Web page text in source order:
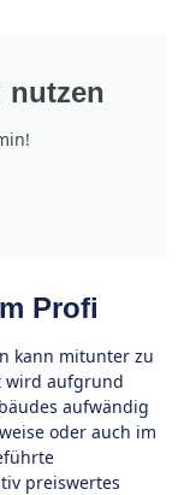
nutzen
Profi
kann mitunter zu
wird aufgrund
aufwändig
oder auch im
preiswertes